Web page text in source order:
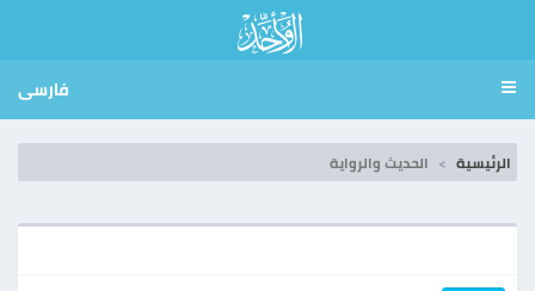
فارسی
الرئيسية الحديث والرواية